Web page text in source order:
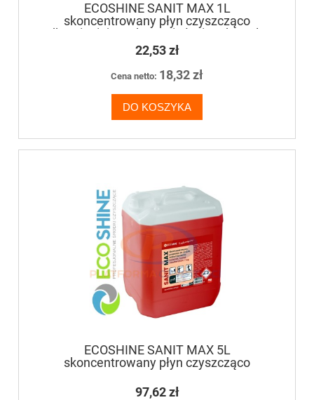
ECOSHINE SANIT MAX 1L
skoncentrowany płyn czyszcząco
odkamieniający do mycia łazienek, toalet,
sanitariatów
22,53 zł
Cena netto: 18,32 zł
DO KOSZYKA
ECOSHINE SANIT MAX 5L
skoncentrowany płyn czyszcząco
odkamieniający do mycia łazienek, toalet,
sanitariatów
97,62 zł